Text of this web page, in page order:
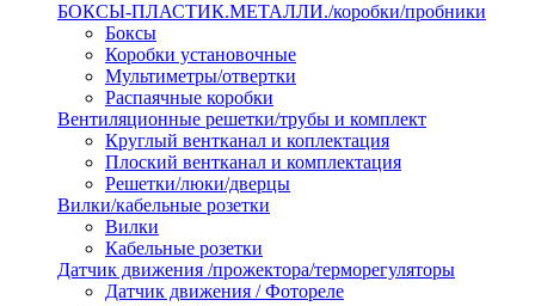
БОКСЫ-ПЛАСТИК.МЕТАЛЛИ./коробки/пробники
Боксы
Коробки установочные
Мультиметры/отвертки
Распаячные коробки
Вентиляционные решетки/трубы и комплект
Круглый вентканал и коплектация
Плоский вентканал и комплектация
Решетки/люки/дверцы
Вилки/кабельные розетки
Вилки
Кабельные розетки
Датчик движения /прожектора/терморегуляторы
Датчик движения / Фотореле